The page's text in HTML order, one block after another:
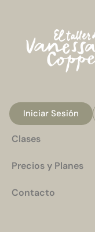
Iniciar Sesión
Clases
Precios y Planes
Contacto